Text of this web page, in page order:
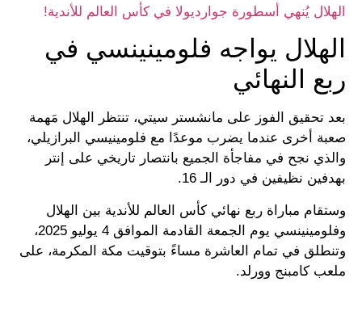
الهلال يُنهي أسطورة جوارديولا في كأس العالم للأندية!
الهلال يواجه فلومينينسي في
ربع النهائي
بعد تحقيق الفوز على مانشستر سيتي، تنتظر الهلال مَهمة
صعبة أخرى عندما يضرب موعدًا مع فلومينيسي البرازيلي،
والذي نجح في مفاجأة الجميع بانتصار تاريخي على إنتر
بهدفين نظيفين في دور الـ 16.
وستقام مباراة ربع نهائي كأس العالم للأندية بين الهلال
وفلومينينسي يوم الجمعة القادمة الموافق 4 يوليو 2025،
وتنطلق في تمام العاشرة مساءً بتوقيت مكة المكرمة، على
ملعب كامبنج وورلد.